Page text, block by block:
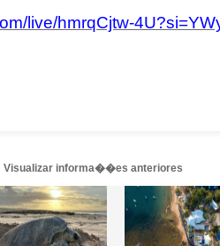
live/hmrqCjtw-
Visualizar informa��es anteriores